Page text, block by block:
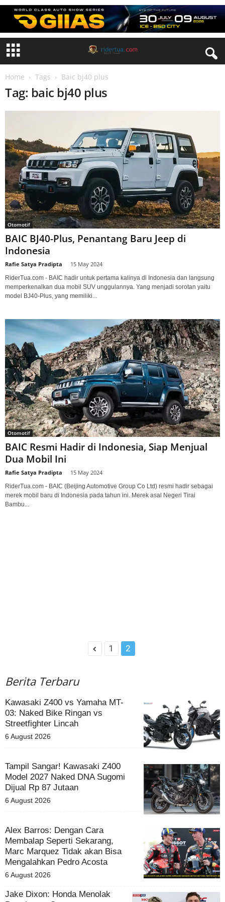
Home Tags Baic bj40 plus
Tag: baic bj40 plus
Otomotif
BAIC BJ40-Plus, Penantang Baru Jeep di
Indonesia
Rafie Satya Pradipta 15 May 2024
RiderTua.com - BAIC hadir untuk pertama kalinya di Indonesia dan langsung
memperkenalkan dua mobil SUV unggulannya. Yang menjadi sorotan yaitu
model BJ40-Plus, yang memiliki...
Otomotif
BAIC Resmi Hadir di Indonesia, Siap Menjual
Dua Mobil Ini
Rafie Satya Pradipta 15 May 2024
RiderTua.com - BAIC (Beijing Automotive Group Co Ltd) resmi hadir sebagai
merek mobil baru di Indonesia pada tahun ini. Merek asal Negeri Tirai
Bambu...
1 2
Berita Terbaru
Kawasaki Z400 vs Yamaha MT-
03: Naked Bike Ringan vs
Streetfighter Lincah
6 August 2026
Tampil Sangar! Kawasaki Z400
Model 2027 Naked DNA Sugomi
Dijual Rp 87 Jutaan
6 August 2026
Alex Barros: Dengan Cara
Membalap Seperti Sekarang,
Marc Marquez Tidak akan Bisa
Mengalahkan Pedro Acosta
6 August 2026
Jake Dixon: Honda Menolak